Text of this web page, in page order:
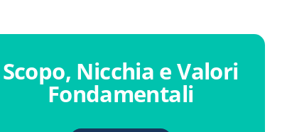
Scopo, Nicchia e Valori
Fondamentali